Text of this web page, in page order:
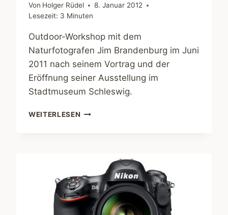
Von Holger Rüdel
8. Januar 2012
Lesezeit: 3 Minuten
Outdoor-Workshop mit dem
Naturfotografen Jim Brandenburg im Juni
2011 nach seinem Vortrag und der
Eröffnung seiner Ausstellung im
Stadtmuseum Schleswig.
WEITERLESEN WORKSHOP